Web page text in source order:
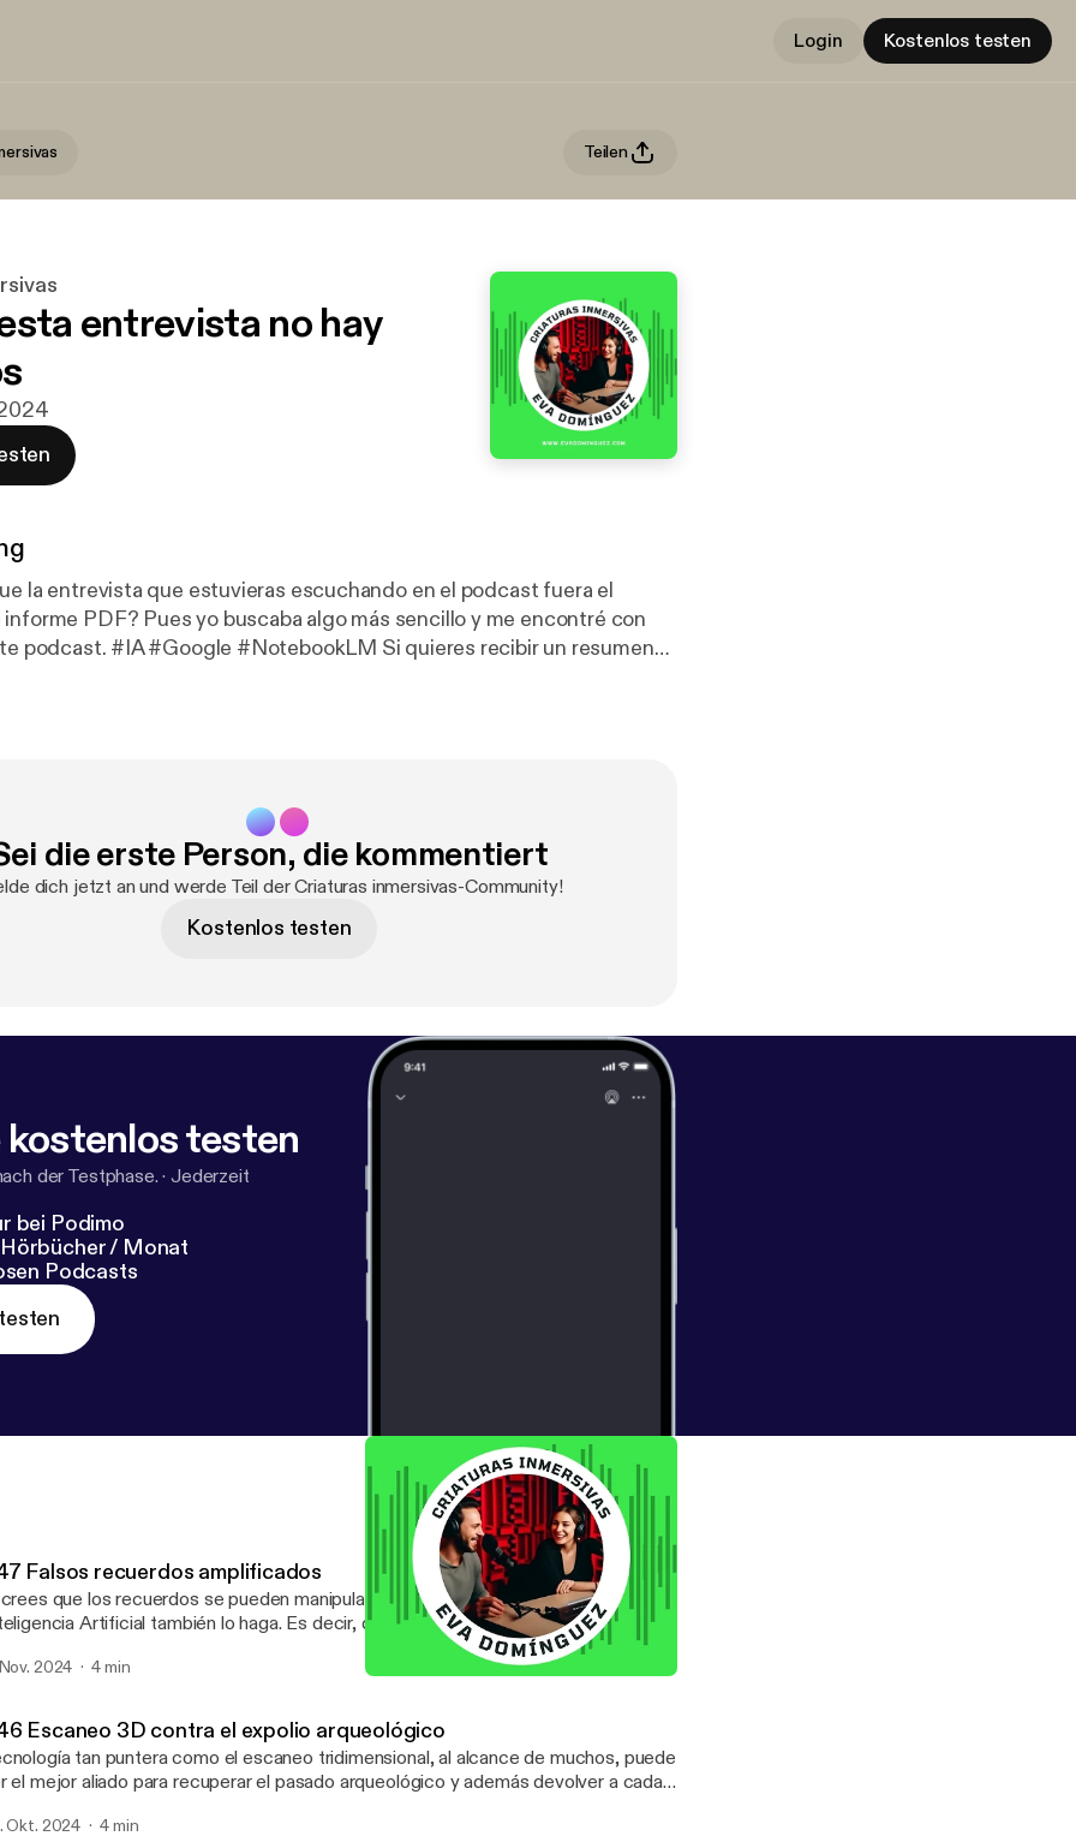
Login Kostenlos testen
Teilen
entrevista no hay
la entrevista que estuvieras escuchando en el podcast fuera el
PDF? Pues yo buscaba algo más sencillo y me encontré con
Si quieres recibir un resumen
die erste Person, die kommentiert
dich jetzt an und werde Teil der Criaturas inmersivas-Community!
Kostenlos testen
kostenlos testen
der Testphase. · Jederzeit
bei Podimo
/ Monat
Podcasts
Falsos recuerdos amplificados
que los recuerdos se pueden manipular, entonces no te sorprenderá que la
Artificial también lo haga. Es decir, que te contribuya a que recuerdes
que no pasaron como piensas. ¿Crees que no eres tan manipulable? Escucha
primero el podcast y a lo mejor cambias de opinión. #IA #memoria #chatbot #MIT
2024 4 min
Escaneo 3D contra el expolio arqueológico
tan puntera como el escaneo tridimensional, al alcance de muchos, puede
el mejor aliado para recuperar el pasado arqueológico y además devolver a cada
Okt. 2024 4 min